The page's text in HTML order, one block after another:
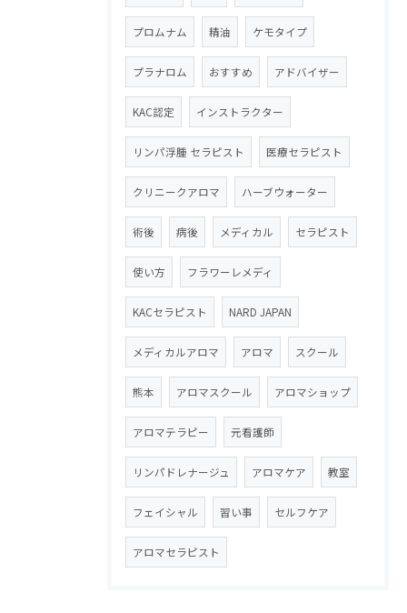
プロムナム 精油 ケモタイプ
プラナロム おすすめ アドバイザー
KAC認定 インストラクター
リンパ浮腫 セラピスト 医療セラピスト
クリニークアロマ ハーブウォーター
術後 病後 メディカル セラピスト
使い方 フラワーレメディ
KACセラピスト NARD JAPAN
メディカルアロマ アロマ スクール
熊本 アロマスクール アロマショップ
アロマテラピー 元看護師
リンパドレナージュ アロマケア 教室
フェイシャル 習い事 セルフケア
アロマセラピスト